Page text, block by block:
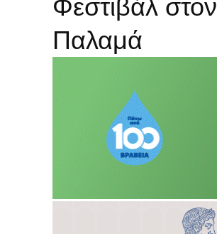
Φεστιβάλ στον
Παλαμά